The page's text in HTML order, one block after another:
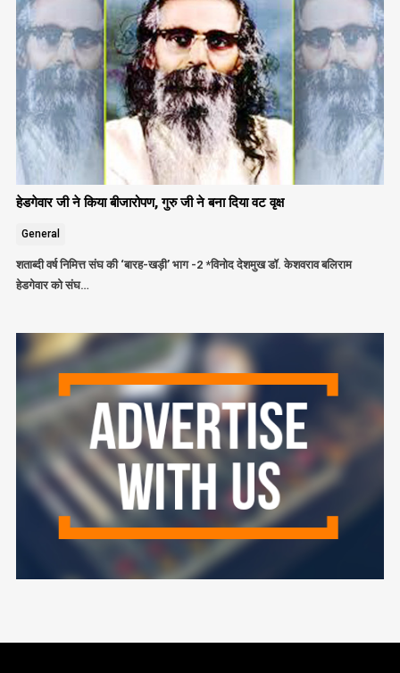
हेडगेवार जी ने किया बीजारोपण, गुरु जी ने बना दिया वट वृक्ष
General
शताब्दी वर्ष निमित्त संघ की ‘बारह-खड़ी’ भाग -2 *विनोद देशमुख डॉ. केशवराव बलिराम
हेडगेवार को संघ…